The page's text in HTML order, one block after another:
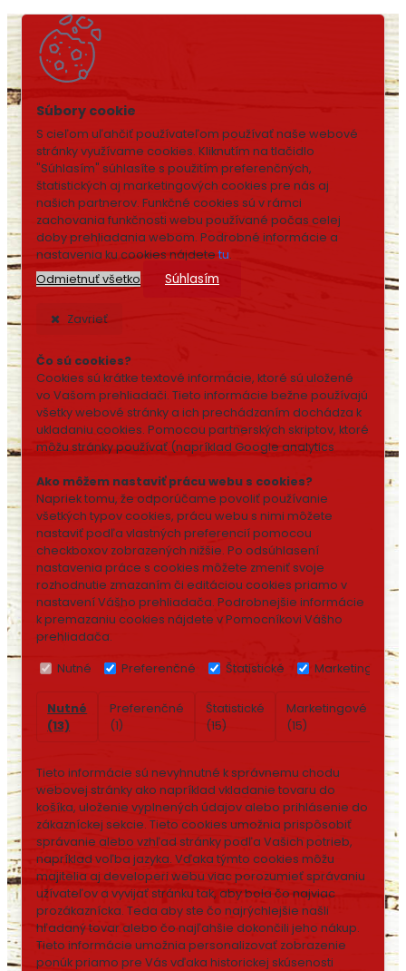
S cieľom uľahčiť používateľom používať naše webové
stránky využívame cookies. Kliknutím na tlačidlo
"Súhlasím" súhlasíte s použitím preferenčných,
štatistických aj marketingových cookies pre nás aj
našich partnerov. Funkčné cookies sú v rámci
zachovania funkčnosti webu používané počas celej
doby prehliadania webom. Podrobné informácie a
nastavenia ku cookies nájdetetu.
Odmietnuť všetko
Súhlasím
Zavrieť
Čo sú cookies?
Cookies sú krátke textové informácie, ktoré sú uložené
vo Vašom prehliadači. Tieto informácie bežne používajú
všetky webové stránky a ich prechádzaním dochádza k
ukladaniu cookies. Pomocou partnerských skriptov, ktoré
môžu stránky používať (napríklad Google analytics
Ako môžem nastaviť prácu webu s cookies?
Napriek tomu, že odporúčame povoliť používanie
všetkých typov cookies, prácu webu s nimi môžete
nastaviť podľa vlastných preferencií pomocou
checkboxov zobrazených nižšie. Po odsúhlasení
nastavenia práce s cookies môžete zmeniť svoje
rozhodnutie zmazaním či editáciou cookies priamo v
nastavení Vášho prehliadača. Podrobnejšie informácie
k premazaniu cookies nájdete v Pomocníkovi Vášho
prehliadača.
Nutné Preferenčné Štatistické Marketingové
Nutné
(13)
Preferenčné
(1)
Štatistické
(15)
Marketingové
(15)
Tieto informácie sú nevyhnutné k správnemu chodu
webovej stránky ako napríklad vkladanie tovaru do
košíka, uloženie vyplnených údajov alebo prihlásenie do
zákazníckej sekcie. Tieto cookies umožnia prispôsobiť
správanie alebo vzhľad stránky podľa Vašich potrieb,
napríklad voľba jazyka. Vďaka týmto cookies môžu
majitelia aj developeri webu viac porozumieť správaniu
užívateľov a vyvijať stránku tak, aby bola čo najviac
prozákaznícka. Teda aby ste čo najrýchlejšie našli
hľadaný tovar alebo čo najľahšie dokončili jeho nákup.
Tieto informácie umožnia personalizovať zobrazenie
ponúk priamo pre Vás vďaka historickej skúsenosti